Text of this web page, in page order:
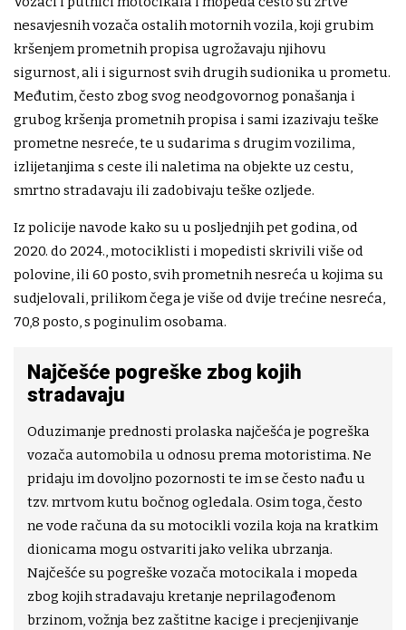
nesavjesnih vozača ostalih motornih vozila, koji grubim
kršenjem prometnih propisa ugrožavaju njihovu
sigurnost, ali i sigurnost svih drugih sudionika u prometu.
Međutim, često zbog svog neodgovornog ponašanja i
grubog kršenja prometnih propisa i sami izazivaju teške
prometne nesreće, te u sudarima s drugim vozilima,
izlijetanjima s ceste ili naletima na objekte uz cestu,
smrtno stradavaju ili zadobivaju teške ozljede.
Iz policije navode kako su u posljednjih pet godina, od
2020. do 2024., motociklisti i mopedisti skrivili više od
polovine, ili 60 posto, svih prometnih nesreća u kojima su
sudjelovali, prilikom čega je više od dvije trećine nesreća,
70,8 posto, s poginulim osobama.
Najčešće pogreške zbog kojih
stradavaju
Oduzimanje prednosti prolaska najčešća je pogreška
vozača automobila u odnosu prema motoristima. Ne
pridaju im dovoljno pozornosti te im se često nađu u
tzv. mrtvom kutu bočnog ogledala. Osim toga, često
ne vode računa da su motocikli vozila koja na kratkim
dionicama mogu ostvariti jako velika ubrzanja.
Najčešće su pogreške vozača motocikala i mopeda
zbog kojih stradavaju kretanje neprilagođenom
brzinom, vožnja bez zaštitne kacige i precjenjivanje